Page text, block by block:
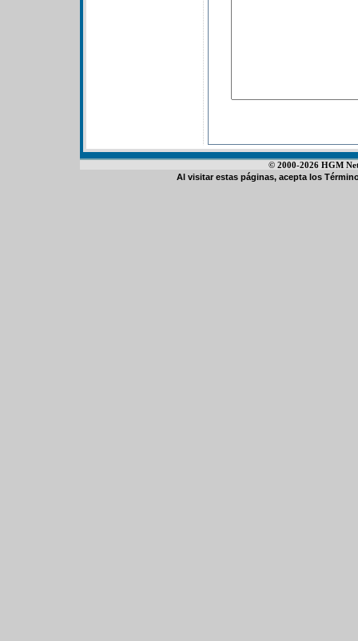
© 2000-2026 HGM
Al visitar estas páginas, acepta los